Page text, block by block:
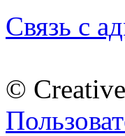
Связь с
©